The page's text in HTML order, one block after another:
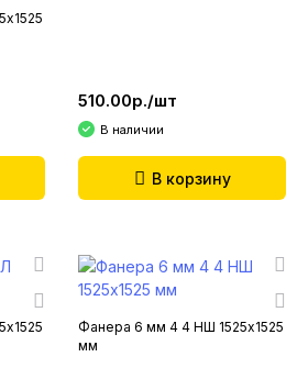
510.00р./шт
В наличии
В корзину
Фанера 6 мм 4 4 НШ 1525х1525
мм